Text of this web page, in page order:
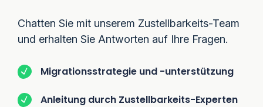
Chatten Sie mit unserem Zustellbarkeits-Team
und erhalten Sie Antworten auf Ihre Fragen.
Migrationsstrategie und -unterstützung
Anleitung durch Zustellbarkeits-Experten